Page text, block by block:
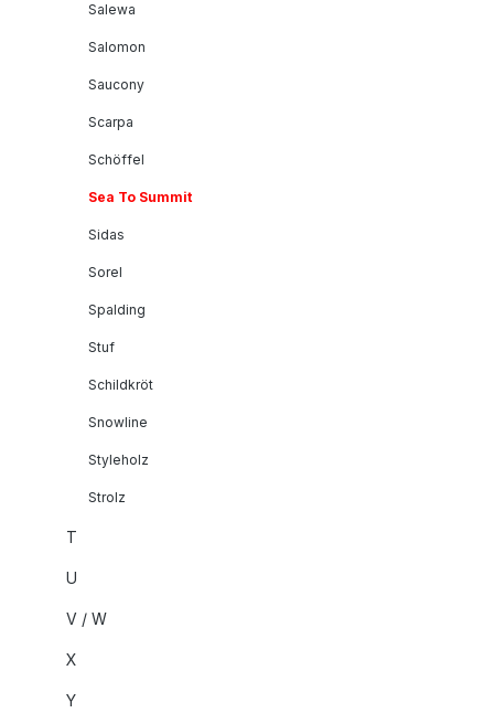
Salewa
Salomon
Saucony
Scarpa
Schöffel
Sea To Summit
Sidas
Sorel
Spalding
Stuf
Schildkröt
Snowline
Styleholz
Strolz
T
U
V / W
X
Y